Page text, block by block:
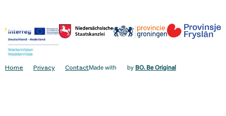
Home Privacy ContactMade with by BO. Be Original